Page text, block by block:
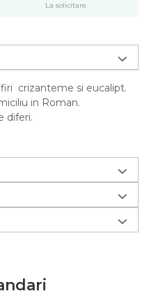
La solicitare
crizanteme si eucalipt.
in Roman.
diferi.